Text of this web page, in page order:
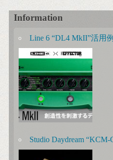
Information
Line 6 “DL4 MkII”活用例
Studio Daydream